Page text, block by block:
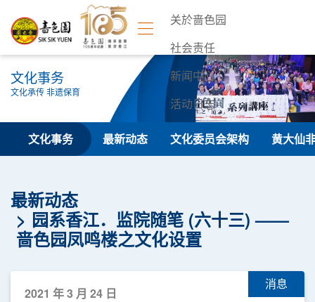
关於啬色园
社会责任
新闻中心
活动日志
联络我们
文化事务
文化承传 非遗保育
文化事务 最新动态 文化委员会架构 黄大仙
最新动态
园系香江．监院随笔 (六十三) ——
啬色园凤鸣楼之文化设置
消息
2021 年 3 月 24 日